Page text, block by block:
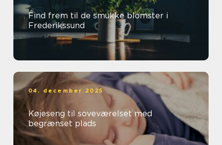
Find frem til de smukke blomster i
Frederikssund
04. december 2025
Køjeseng til soveværelset med
begrænset plads